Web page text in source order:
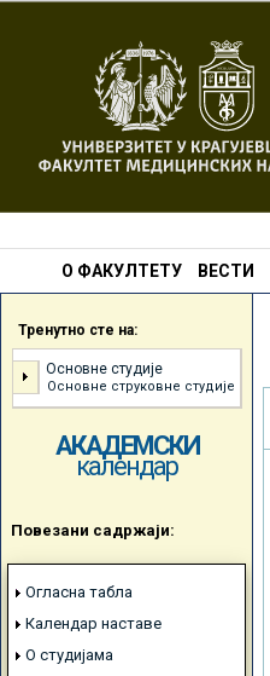
О ФАКУЛТЕТУ ВЕСТИ
Тренутно сте на:
Основне студије
Основне струковне студије
АКАДЕМСКИ
календар
Повезани садржаји:
Огласна табла
Календар наставе
О студијама